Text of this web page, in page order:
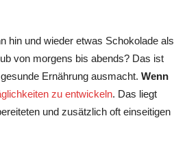
hin und wieder etwas Schokolade als
von morgens bis abends? Das ist
Ernährung ausmacht. Wenn
zu entwickeln. Das liegt
und zusätzlich oft einseitigen